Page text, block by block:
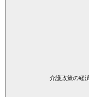
介護政策の経